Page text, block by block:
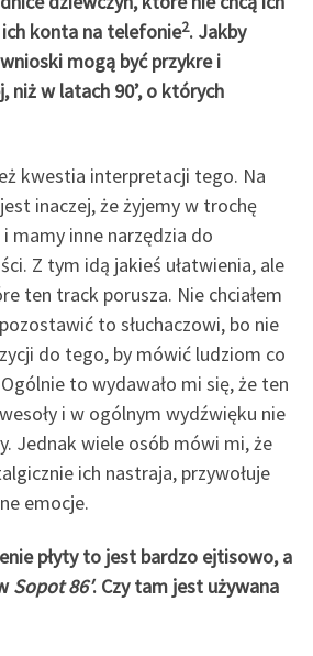
konta na telefonie2. Jakby
mogą być przykre i
niż w latach 90’, o których
kwestia interpretacji tego. Na
inaczej, że żyjemy w trochę
mamy inne narzędzia do
Z tym idą jakieś ułatwienia, ale
ten track porusza. Nie chciałem
to słuchaczowi, bo nie
do tego, by mówić ludziom co
to wydawało mi się, że ten
i w ogólnym wydźwięku nie
Jednak wiele osób mówi mi, że
ich nastraja, przywołuje
emocje.
płyty to jest bardzo ejtisowo, a
Sopot 86′. Czy tam jest używana